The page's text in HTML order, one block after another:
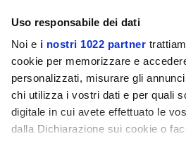
Uso responsabile dei dati
Noi e i nostri 1022 partner
cookie per memorizzare e
personalizzati, misurare gli
chi utilizza i vostri dati e per quali
digitale in cui avete effettuato le
dalla Dichiarazione sui cookie o
OFFICE HOURS
The professor is